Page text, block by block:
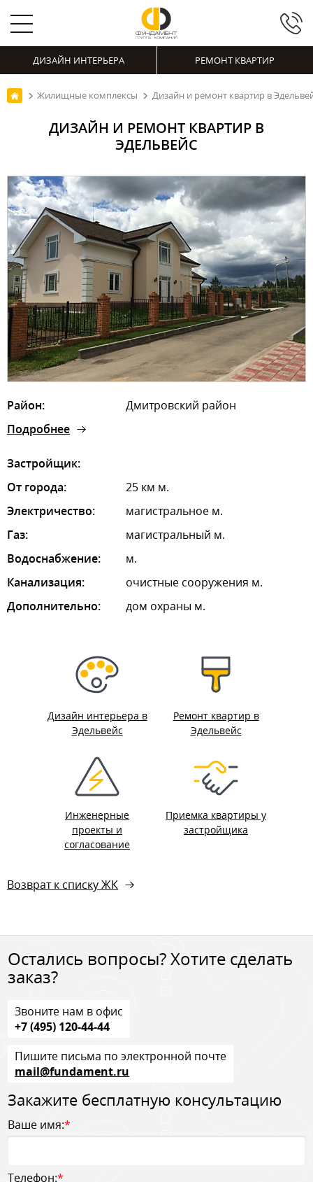
ДИЗАЙН ИНТЕРЬЕРА РЕМОНТ КВАРТИР
Жилищные комплексы Дизайн и ремонт квартир в
ДИЗАЙН И РЕМОНТ КВАРТИР В
ЭДЕЛЬВЕЙС
Район:
Дмитровский район
Подробнее
Застройщик:
От города:
25 км м.
Электричество:
магистральное м.
Газ:
магистральный м.
Водоснабжение:
м.
Канализация:
очистные сооружения м.
Дополнительно:
дом охраны м.
Дизайн интерьера в
Эдельвейс
Ремонт квартир в
Эдельвейс
Инженерные
проекты и
согласование
Приемка квартиры у
застройщика
Возврат к списку ЖК
Остались вопросы? Хотите сделать
заказ?
Звоните нам в офис
+7 (495) 120-44-44
Пишите письма по электронной почте
mail@fundament.ru
Закажите бесплатную консультацию
Ваше имя:*
Телефон:*